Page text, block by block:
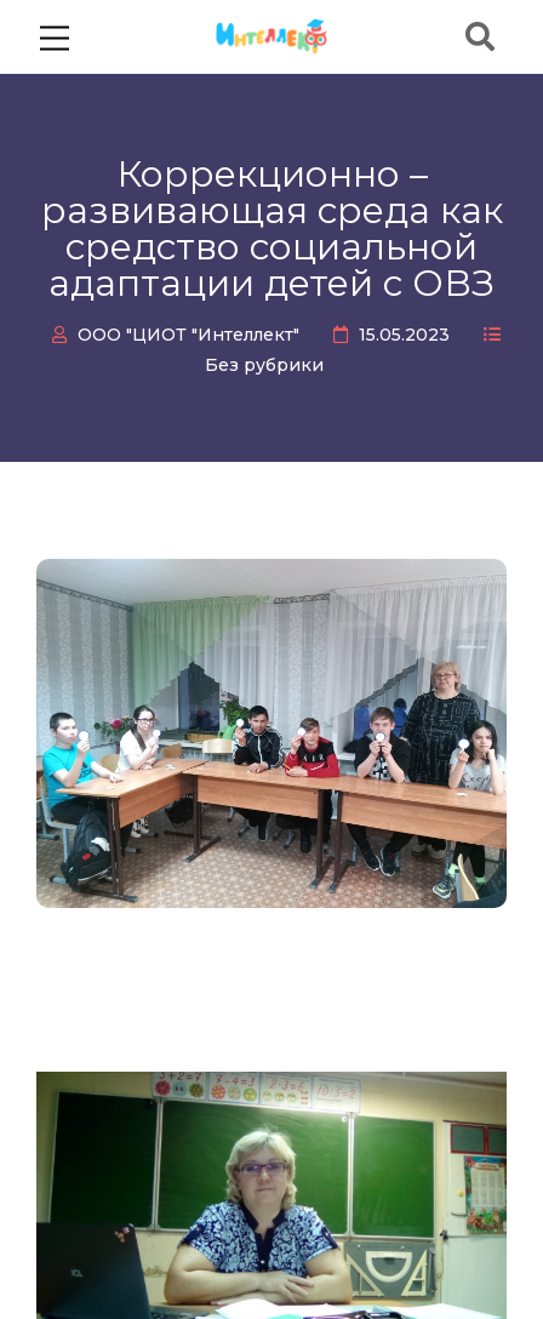
Коррекционно –
развивающая среда как
средство социальной
адаптации детей с ОВЗ
ООО "ЦИОТ "Интеллект"
15.05.2023
Без рубрики